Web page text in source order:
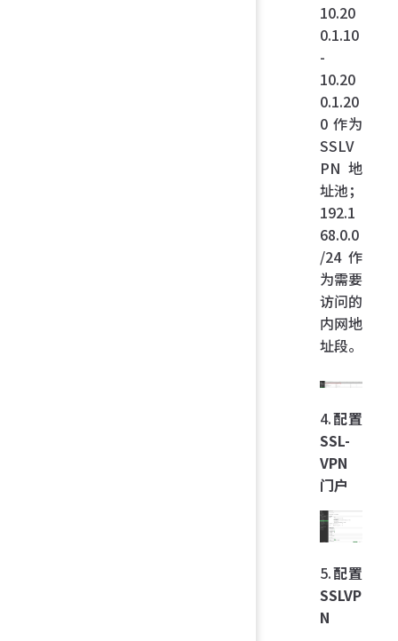
10.20
0.1.10
-
10.20
0.1.20
0 作为
SSLV
PN 地
址池；
192.1
68.0.0
/24 作
为需要
访问的
内网地
址段。
4.配置
SSL-
VPN
门户
5.配置
SSLVP
N